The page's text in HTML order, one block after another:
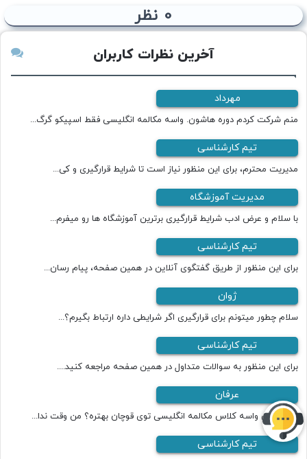
0 نظر
آخرین نظرات کاربران
مهرداد
منم شرکت کردم دوره هاشون. واسه مکالمه انگلیسی فقط اسپیکو گرگ...
تیم کارشناسی
مدیریت محترم، برای این منظور نیاز است تا شرایط قرارگیری و کی...
مدیریت آموزشگاه
با سلام و عرض ادب شرایط قرارگیری برترین آموزشگاه ها رو میفرم...
تیم کارشناسی
برای این منظور از طریق گفتگوی آنلاین در همین صفحه، پیام رسان...
ژوان
سلام چطور میتونم برای قرارگیری اگر شرایطی داره ارتباط بگیرم؟...
تیم کارشناسی
برای این منظور به سوالات متداول در همین صفحه مراجعه کنید....
عرفان
کدومشون واسه کلاس مکالمه انگلیسی توی قوچان بهتره؟ من وقت ندا...
تیم کارشناسی